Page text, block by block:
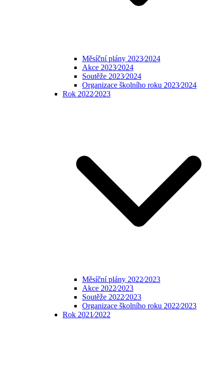
Měsíční plány 2023⁄2024
Akce 2023⁄2024
Soutěže 2023⁄2024
Organizace školního roku 2023⁄2024
Rok 2022⁄2023
Měsíční plány 2022⁄2023
Akce 2022⁄2023
Soutěže 2022⁄2023
Organizace školního roku 2022⁄2023
Rok 2021⁄2022